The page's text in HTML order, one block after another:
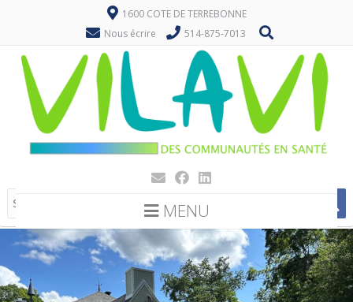
1600 COTE DE TERREBONNE
Nous écrire
514-875-7013
MENU